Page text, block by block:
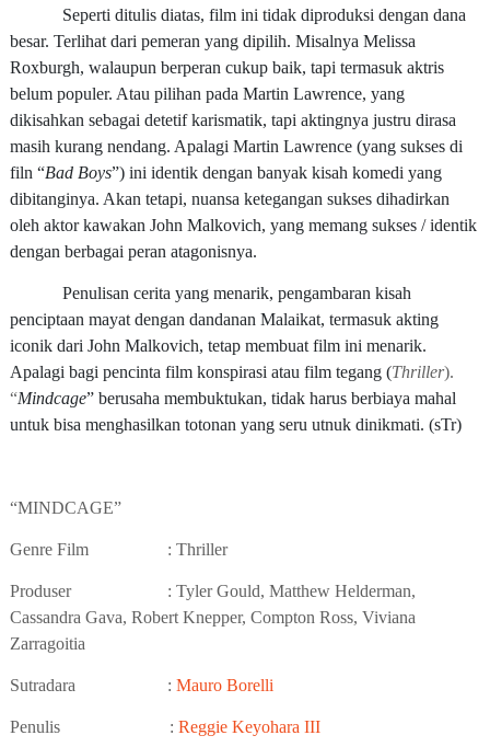
Seperti ditulis diatas, film ini tidak diproduksi dengan dana
besar. Terlihat dari pemeran yang dipilih. Misalnya Melissa
Roxburgh, walaupun berperan cukup baik, tapi termasuk aktris
belum populer. Atau pilihan pada Martin Lawrence, yang
dikisahkan sebagai detetif karismatik, tapi aktingnya justru dirasa
masih kurang nendang. Apalagi Martin Lawrence (yang sukses di
filn “Bad Boys”) ini identik dengan banyak kisah komedi yang
dibitanginya. Akan tetapi, nuansa ketegangan sukses dihadirkan
oleh aktor kawakan John Malkovich, yang memang sukses / identik
dengan berbagai peran atagonisnya.
Penulisan cerita yang menarik, pengambaran kisah
penciptaan mayat dengan dandanan Malaikat, termasuk akting
iconik dari John Malkovich, tetap membuat film ini menarik.
Apalagi bagi pencinta film konspirasi atau film tegang (Thriller).
“Mindcage” berusaha membuktukan, tidak harus berbiaya mahal
untuk bisa menghasilkan totonan yang seru utnuk dinikmati. (sTr)
“MINDCAGE”
Genre Film : Thriller
Produser : Tyler Gould, Matthew Helderman,
Cassandra Gava, Robert Knepper, Compton Ross, Viviana
Zarragoitia
Sutradara : Mauro Borelli
Penulis : Reggie Keyohara III